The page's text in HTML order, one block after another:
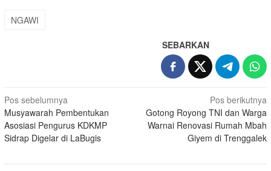
NGAWI
SEBARKAN
Navigasi
pos
Pos sebelumnya
Musyawarah Pembentukan
Asosiasi Pengurus KDKMP
Sidrap Digelar di LaBugis
Pos berikutnya
Gotong Royong TNI dan Warga
Warnai Renovasi Rumah Mbah
Giyem di Trenggalek